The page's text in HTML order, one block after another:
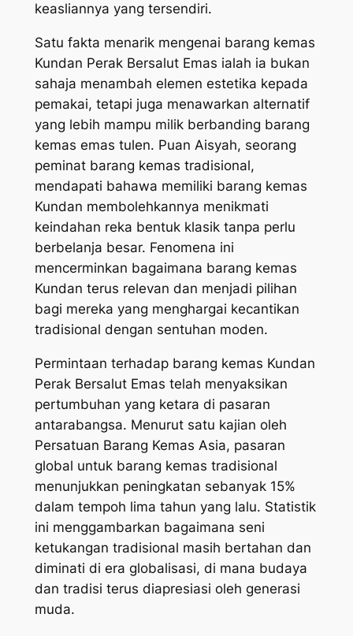
keasliannya yang tersendiri.
Satu fakta menarik mengenai barang kemas
Kundan Perak Bersalut Emas ialah ia bukan
sahaja menambah elemen estetika kepada
pemakai, tetapi juga menawarkan alternatif
yang lebih mampu milik berbanding barang
kemas emas tulen. Puan Aisyah, seorang
peminat barang kemas tradisional,
mendapati bahawa memiliki barang kemas
Kundan membolehkannya menikmati
keindahan reka bentuk klasik tanpa perlu
berbelanja besar. Fenomena ini
mencerminkan bagaimana barang kemas
Kundan terus relevan dan menjadi pilihan
bagi mereka yang menghargai kecantikan
tradisional dengan sentuhan moden.
Permintaan terhadap barang kemas Kundan
Perak Bersalut Emas telah menyaksikan
pertumbuhan yang ketara di pasaran
antarabangsa. Menurut satu kajian oleh
Persatuan Barang Kemas Asia, pasaran
global untuk barang kemas tradisional
menunjukkan peningkatan sebanyak 15%
dalam tempoh lima tahun yang lalu. Statistik
ini menggambarkan bagaimana seni
ketukangan tradisional masih bertahan dan
diminati di era globalisasi, di mana budaya
dan tradisi terus diapresiasi oleh generasi
muda.